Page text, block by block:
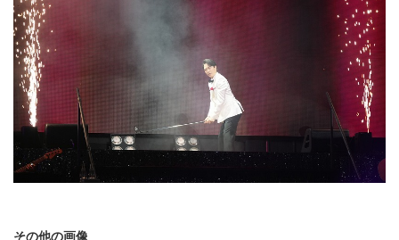
その他の画像